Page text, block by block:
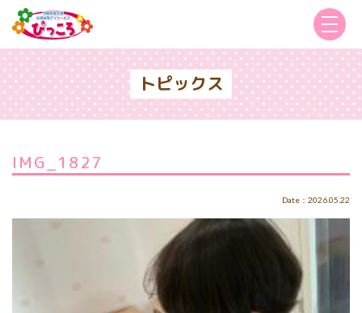
トピックス
IMG_1827
Date：2026.05.22